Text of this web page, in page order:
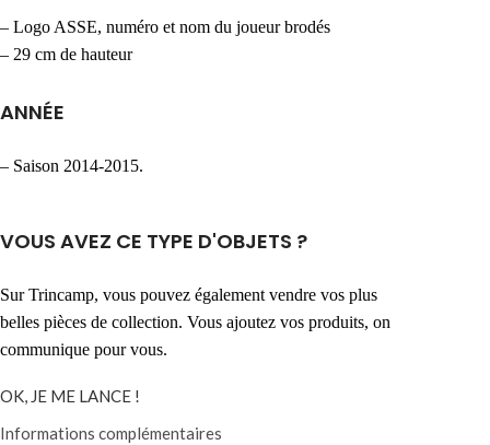
– Logo ASSE, numéro et nom du joueur brodés
– 29 cm de hauteur
ANNÉE
– Saison 2014-2015.
VOUS AVEZ CE TYPE D'OBJETS ?
Sur Trincamp, vous pouvez également vendre vos plus
belles pièces de collection. Vous ajoutez vos produits, on
communique pour vous.
OK, JE ME LANCE !
Informations complémentaires